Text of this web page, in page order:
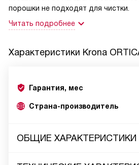
порошки не подходят для чистки.
Читать подробнее
Характеристики Krona
Гарантия, мес
Страна-производитель
ОБЩИЕ ХАРАКТЕРИСТИКИ